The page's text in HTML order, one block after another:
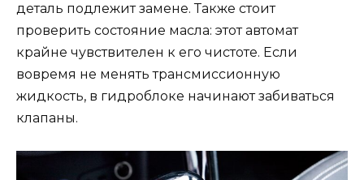
деталь подлежит замене. Также стоит
проверить состояние масла: этот автомат
крайне чувствителен к его чистоте. Если
вовремя не менять трансмиссионную
жидкость, в гидроблоке начинают забиваться
клапаны.